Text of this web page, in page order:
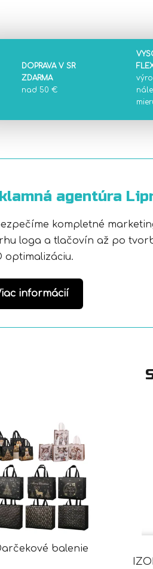
DOPRAVA V SR
ZDARMA
nad 50 €
agentúra
kompletné
loga a tlačovín až po
optimalizáciu.
informácií
balenie